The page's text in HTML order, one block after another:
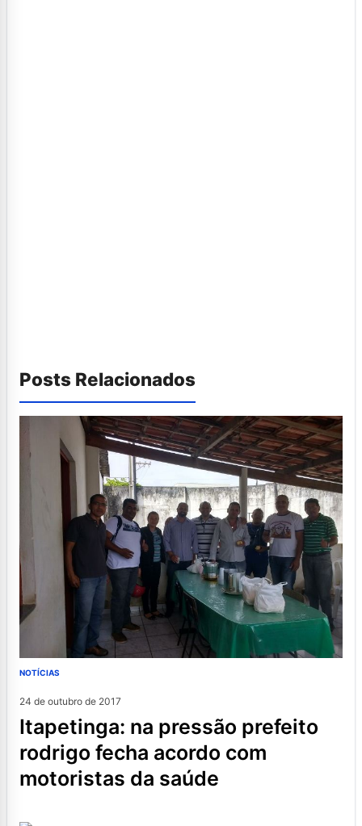
Posts Relacionados
NOTÍCIAS
24 de outubro de 2017
itapetinga: na pressão prefeito
rodrigo fecha acordo com
motoristas da saúde